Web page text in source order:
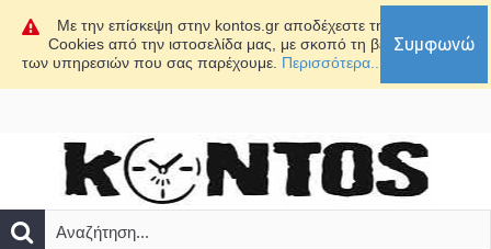
Με την επίσκεψη στην kontos.gr αποδέχεστε τη χρήση
Cookies από την ιστοσελίδα μας, με σκοπό τη βελτίωση
των υπηρεσιών που σας παρέχουμε. Περισσότερα...
Συμφωνώ